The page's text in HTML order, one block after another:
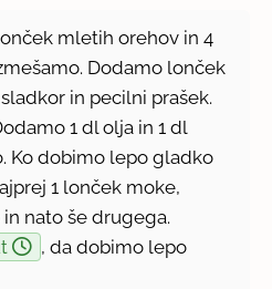
mletih orehov in 4
Dodamo lonček
in pecilni prašek.
1 dl olja in 1 dl
Ko dobimo lepo gladko
1 lonček moke,
nato še drugega.
, da dobimo lepo